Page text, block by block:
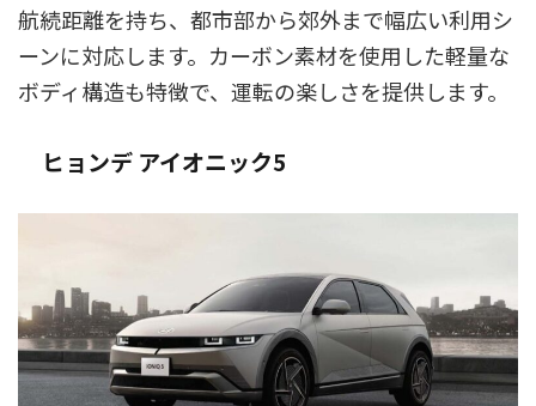
航続距離を持ち、都市部から郊外まで幅広い利用シ
ーンに対応します。カーボン素材を使用した軽量な
ボディ構造も特徴で、運転の楽しさを提供します。
ヒョンデ アイオニック5